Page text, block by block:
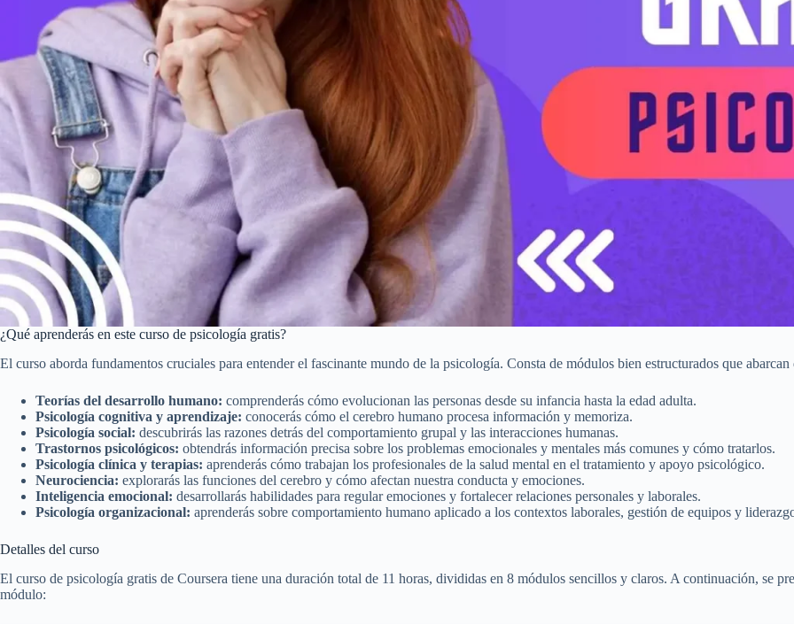
¿Qué aprenderás en este curso de psicología gratis?
El curso aborda fundamentos cruciales para entender el fascinante mundo de la psicología. Consta de módulos bien estructurados que abarcan
Teorías del desarrollo humano: comprenderás cómo evolucionan las personas desde su infancia hasta la edad adulta.
Psicología cognitiva y aprendizaje: conocerás cómo el cerebro humano procesa información y memoriza.
Psicología social: descubrirás las razones detrás del comportamiento grupal y las interacciones humanas.
Trastornos psicológicos: obtendrás información precisa sobre los problemas emocionales y mentales más comunes y cómo tratarlos.
Psicología clínica y terapias: aprenderás cómo trabajan los profesionales de la salud mental en el tratamiento y apoyo psicológico.
Neurociencia: explorarás las funciones del cerebro y cómo afectan nuestra conducta y emociones.
Inteligencia emocional: desarrollarás habilidades para regular emociones y fortalecer relaciones personales y laborales.
Psicología organizacional: aprenderás sobre comportamiento humano aplicado a los contextos laborales, gestión de equipos y
Detalles del curso
El curso de psicología gratis de Coursera tiene una duración total de 11 horas, divididas en 8 módulos sencillos y claros. A continuación, se
módulo: